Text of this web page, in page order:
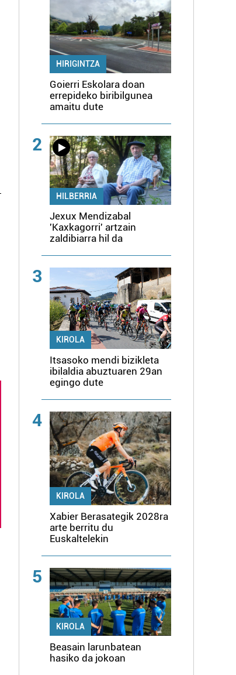
HIRIGINTZA
Goierri Eskolara doan
errepideko biribilgunea
amaitu dute
2
HILBERRIA
Jexux Mendizabal
'Kaxkagorri' artzain
zaldibiarra hil da
3
KIROLA
Itsasoko mendi bizikleta
ibilaldia abuztuaren 29an
egingo dute
4
KIROLA
Xabier Berasategik 2028ra
arte berritu du
Euskaltelekin
5
KIROLA
Beasain larunbatean
hasiko da jokoan